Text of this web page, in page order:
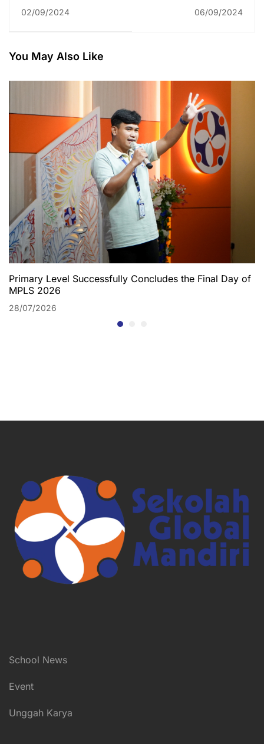
(Effective Leader For
02/09/2024 06/09/2024
You May Also Like
Primary Level Successfully Concludes the Final Day of
MPLS 2026
28/07/2026
School News
Event
Unggah Karya